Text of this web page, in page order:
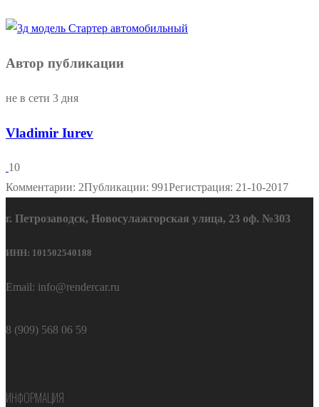
Автор публикации
не в сети 3 дня
Vladimir Iurev
10
Комментарии: 2Публикации: 991Регистрация: 21-10-2017
г. Петрозаводск, Новосулажгорская улица, 23 оф. №303
ИНН: 101502540188
Email: info@rendercar.ru
8 (909) 568 06 59
ИНФОРМАЦИЯ